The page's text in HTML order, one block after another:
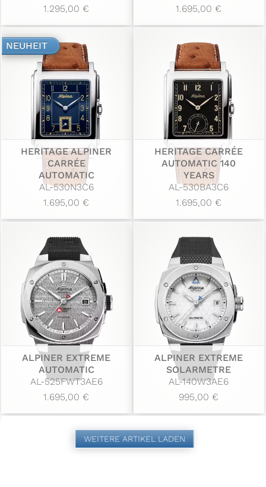
1.295,00 € 1.695,00 €
NEUHEIT
HERITAGE ALPINER
CARRÉE
AUTOMATIC
AL-530N3C6
1.695,00 €
HERITAGE CARRÉE
AUTOMATIC 140
YEARS
AL-530BA3C6
1.695,00 €
ALPINER EXTREME
AUTOMATIC
AL-525FWT3AE6
1.695,00 €
ALPINER EXTREME
SOLARMETRE
AL-140W3AE6
995,00 €
WEITERE ARTIKEL LADEN